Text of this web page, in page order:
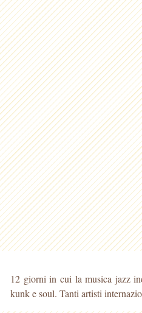
12 giorni in cui la musica jazz
kunk e soul. Tanti artisti